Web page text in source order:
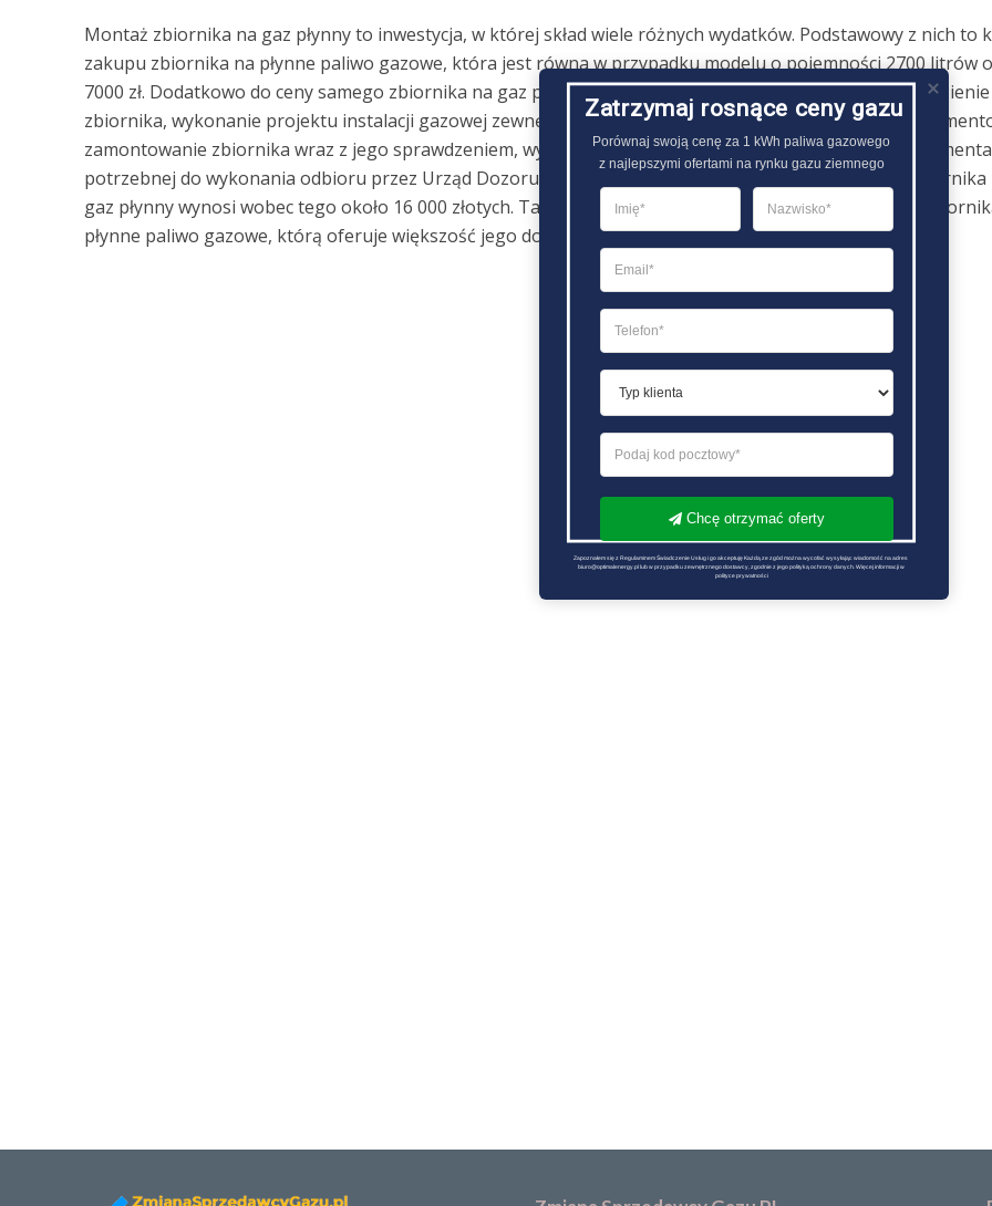
Montaż zbiornika na gaz płynny to inwestycja, w której skład wiele różnych wydatków. Podstawowy z nich to
zakupu zbiornika na płynne paliwo gazowe, która jest równa w przypadku modelu o pojemności 2700 litrów
7000 zł. Dodatkowo do ceny samego zbiornika na gaz płynny należy także doliczyć między innymi: dowiezienie
zbiornika, wykonanie projektu instalacji gazowej zewnętrznej oraz wewnętrznej, wykonanie płyty
zamontowanie zbiornika wraz z jego sprawdzeniem, wykonanie instalacji uziemiającej, wykonanie
potrzebnej do wykonania odbioru przez Urząd Dozoru Technicznego. Finalny koszt zamontowania zbiornika
gaz płynny wynosi wobec tego około 16 000 złotych. Tańszą opcją jest natomiast wybranie dzierżawy
płynne paliwo gazowe, którą oferuje większość jego dostawców..
Zatrzymaj rosnące ceny gazu
Porównaj swoją cenę za 1 kWh paliwa gazowego
z najlepszymi ofertami na rynku gazu ziemnego
Chcę otrzymać oferty
Zapoznałem się z Regulaminem Świadczenie Usług i go akceptuję Każdą ze zgód można wycofać wysyłając wiadomość na adres
biuro@optimalenergy.pl lub w przypadku zewnętrznego dostawcy, zgodnie z jego polityką ochrony danych. Więcej informacji w
polityce prywatności